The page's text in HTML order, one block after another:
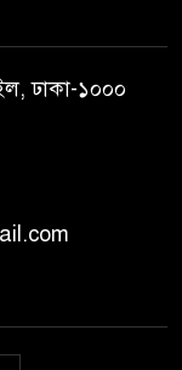
ঢাকা-১০০০